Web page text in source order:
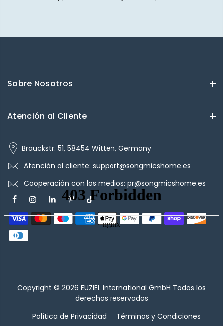
Sobre Nosotros
Atención al Cliente
Brauckstr. 51, 58454 Witten, Germany
Atención al cliente: support@songmicshome.es
Cooperación con los medios: pr@songmicshome.es
Copyright © 2026 EUZIEL International GmbH Todos los
derechos reservados
Política de Privacidad
Términos y Condiciones